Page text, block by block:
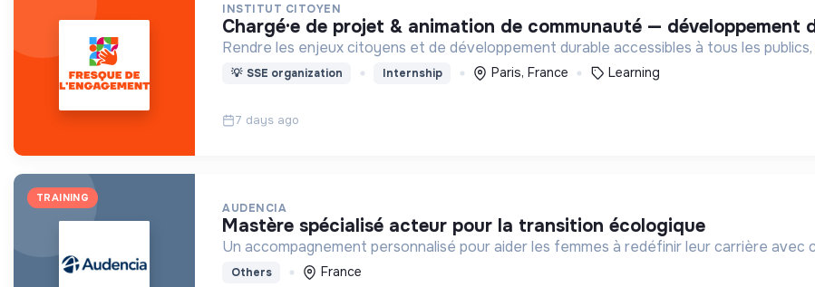
INSTITUT CITOYEN
chargé·e de projet & animation de communauté — développement
Rendre les enjeux citoyens et de développement durable accessibles à tous les
💡 SSE organization Internship Paris, France Learning
7 days ago
TRAINING
AUDENCIA
mastère spécialisé acteur pour la transition écologique
Un accompagnement personnalisé pour aider les femmes à redéfinir leur carrière
Others France